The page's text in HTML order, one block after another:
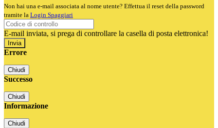
Non hai una e-mail associata al nome utente? Effettua il reset della password
tramite la Login Spaggiari
E-mail inviata, si prega di controllare la casella di posta elettronica!
Errore
Chiudi
Successo
Chiudi
Informazione
Chiudi